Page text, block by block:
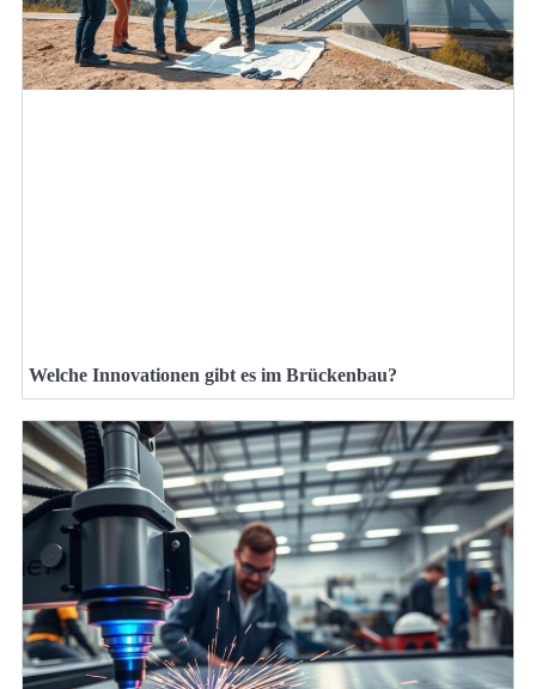
Welche Innovationen gibt es im Brückenbau?